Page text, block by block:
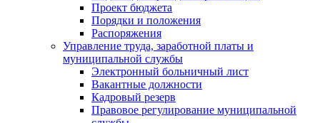
Проект бюджета
Порядки и положения
Распоряжения
Управление труда, заработной платы и
муниципальной службы
Электронный больничный лист
Вакантные должности
Кадровый резерв
Правовое регулирование муниципальной